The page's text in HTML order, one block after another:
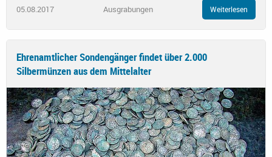
05.08.2017 Ausgrabungen Weiterlesen
Ehrenamtlicher Sondengänger findet über 2.000
Silbermünzen aus dem Mittelalter